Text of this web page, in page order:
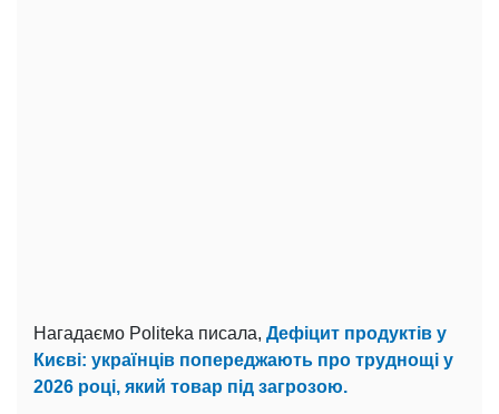
Нагадаємо Politeka писала, Дефіцит продуктів у
Києві: українців попереджають про труднощі у
2026 році, який товар під загрозою.